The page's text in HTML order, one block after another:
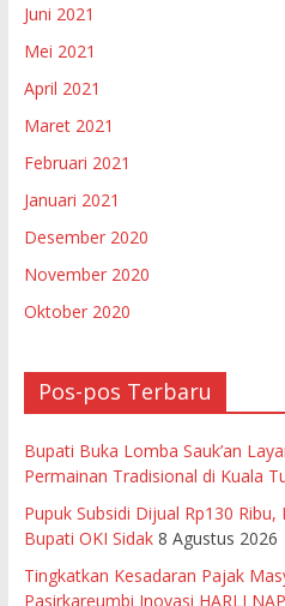
Juni 2021
Mei 2021
April 2021
Maret 2021
Februari 2021
Januari 2021
Desember 2020
November 2020
Oktober 2020
Pos-pos Terbaru
Bupati Buka Lomba Sauk’an
Permainan Tradisional di Kuala
Pupuk Subsidi Dijual Rp130
Bupati OKI Sidak 8 Agustus 2026
Tingkatkan Kesadaran Pajak
Pasirkareumbi Inovasi HARLI